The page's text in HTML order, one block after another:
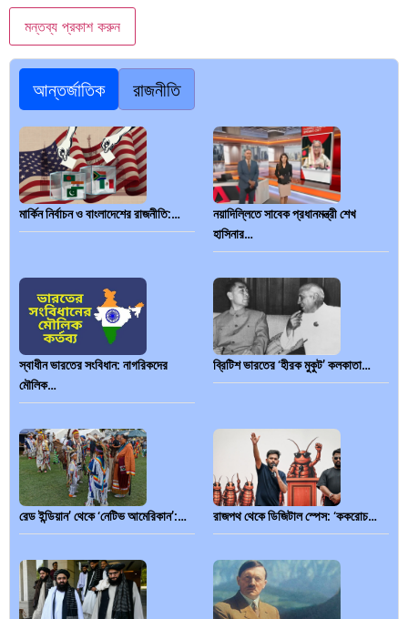
আন্তর্জাতিক রাজনীতি
মার্কিন নির্বাচন ও বাংলাদেশের রাজনীতি:…
নয়াদিল্লিতে সাবেক প্রধানমন্ত্রী শেখ
হাসিনার…
স্বাধীন ভারতের সংবিধান: নাগরিকদের
মৌলিক…
ব্রিটিশ ভারতের ‘হীরক মুকুট’ কলকাতা…
রেড ইন্ডিয়ান’ থেকে ‘নেটিভ আমেরিকান’:… রাজপথ থেকে ডিজিটাল স্পেস: ‘ককরোচ…